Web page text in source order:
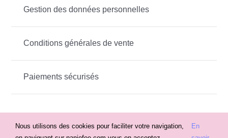
Gestion des données personnelles
Conditions générales de vente
Paiements sécurisés
Nous utilisons des cookies pour faciliter votre navigation,
En